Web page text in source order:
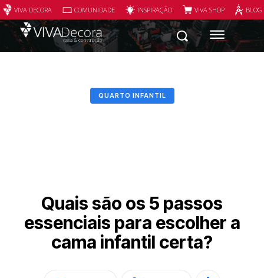
VIVA DECORA COMUNIDADE INSPIRAÇÃO VIVA SHOP
QUARTO INFANTIL
Quais são os 5 passos
essenciais para escolher a
cama infantil certa?